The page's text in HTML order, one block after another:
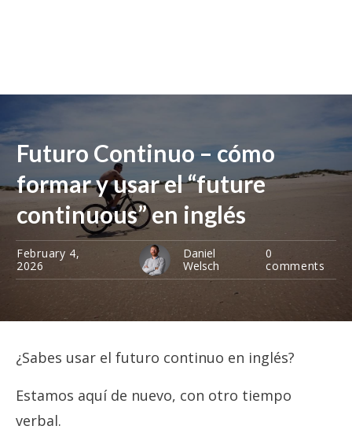
Futuro Continuo – cómo
formar y usar el “future
continuous” en inglés
February 4,
2026
Daniel
Welsch
0
comments
¿Sabes usar el futuro continuo en inglés?
Estamos aquí de nuevo, con otro tiempo
verbal.